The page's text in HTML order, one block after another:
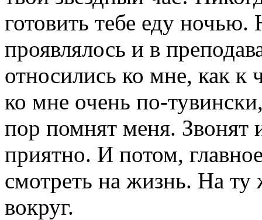
готовить тебе еду ночью.
проявлялось и в
относились ко мне, как к
ко мне очень по-
пор помнят меня. Звонят
приятно. И потом,
смотреть на жизнь. На ту
вокруг.